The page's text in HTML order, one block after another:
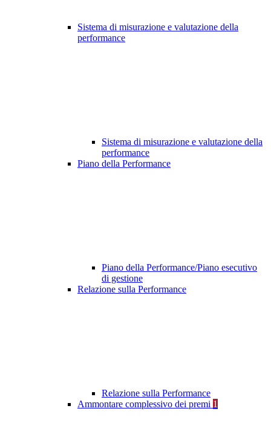
Sistema di misurazione e valutazione della
performance
Sistema di misurazione e valutazione della
performance
Piano della Performance
Piano della Performance/Piano esecutivo
di gestione
Relazione sulla Performance
Relazione sulla Performance
Ammontare complessivo dei premi 1